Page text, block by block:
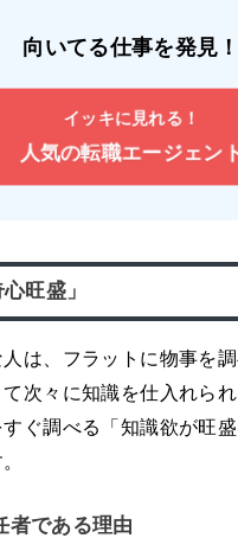
向いてる仕事を発見！
イッキに見れる！
人気の転職エージェン
旺盛」
は、フラットに物事を
次々に知識を仕入れら
ぐ調べる「知識欲が旺
者である理由